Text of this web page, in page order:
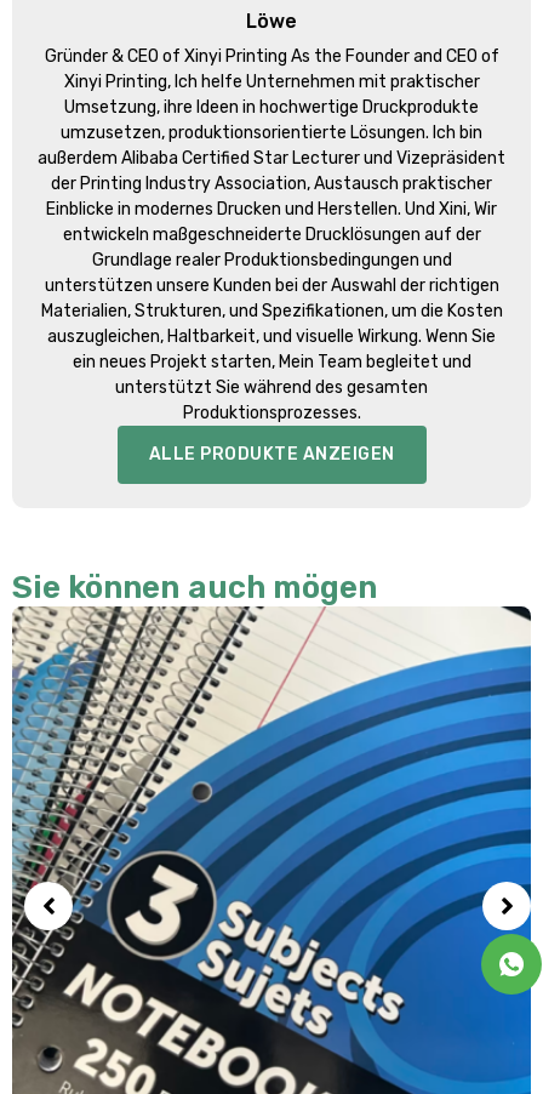
Löwe
Gründer &CEO of Xinyi Printing As the Founder and CEO of
Xinyi Printing, Ich helfe Unternehmen mit praktischer
Umsetzung, ihre Ideen in hochwertige Druckprodukte
umzusetzen, produktionsorientierte Lösungen. Ich bin
außerdem Alibaba Certified Star Lecturer und Vizepräsident
der Printing Industry Association, Austausch praktischer
Einblicke in modernes Drucken und Herstellen. Und Xini, Wir
entwickeln maßgeschneiderte Drucklösungen auf der
Grundlage realer Produktionsbedingungen und
unterstützen unsere Kunden bei der Auswahl der richtigen
Materialien, Strukturen, und Spezifikationen, um die Kosten
auszugleichen, Haltbarkeit, und visuelle Wirkung. Wenn Sie
ein neues Projekt starten, Mein Team begleitet und
unterstützt Sie während des gesamten
Produktionsprozesses.
ALLE PRODUKTE ANZEIGEN
Sie können auch mögen